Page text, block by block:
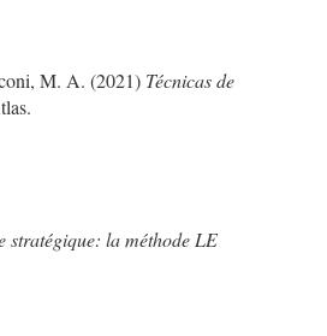
M. A. (2021) Técnicas de
stratégique: la méthode LE